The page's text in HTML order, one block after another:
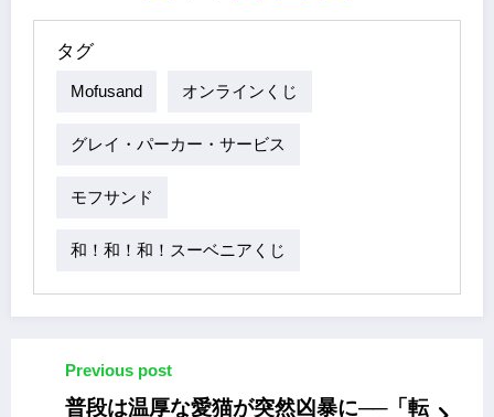
タグ
Mofusand オンラインくじ
グレイ・パーカー・サービス
モフサンド
和！和！和！スーベニアくじ
Previous post
普段は温厚な愛猫が突然凶暴に──「転